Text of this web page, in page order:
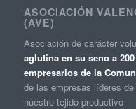
ASOCIACIÓN
(AVE)
Asociación de carácter
aglutina en su seno a
empresarios de la
de las empresas líderes
nuestro tejido productivo